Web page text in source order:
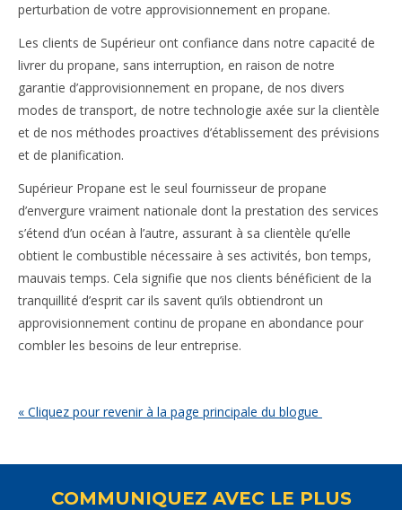
perturbation de votre approvisionnement en propane.
Les clients de Supérieur ont confiance dans notre capacité de
livrer du propane, sans interruption, en raison de notre
garantie d’approvisionnement en propane, de nos divers
modes de transport, de notre technologie axée sur la clientèle
et de nos méthodes proactives d’établissement des prévisions
et de planification.
Supérieur Propane est le seul fournisseur de propane
d’envergure vraiment nationale dont la prestation des services
s’étend d’un océan à l’autre, assurant à sa clientèle qu’elle
obtient le combustible nécessaire à ses activités, bon temps,
mauvais temps. Cela signifie que nos clients bénéficient de la
tranquillité d’esprit car ils savent qu’ils obtiendront un
approvisionnement continu de propane en abondance pour
combler les besoins de leur entreprise.
« Cliquez pour revenir à la page principale du blogue
COMMUNIQUEZ AVEC LE PLUS